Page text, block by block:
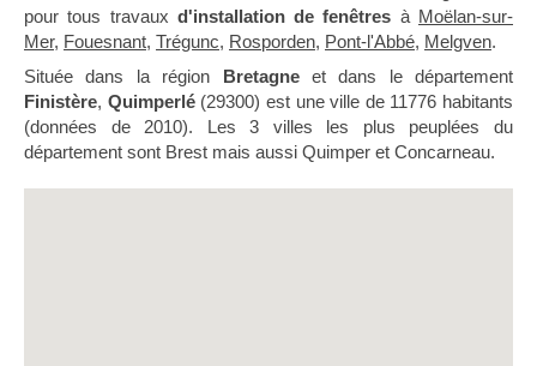
pour tous travaux d'installation de fenêtres à Moëlan-sur-
Mer, Fouesnant, Trégunc, Rosporden, Pont-l'Abbé, Melgven.
Située dans la région Bretagneet dans le département
Finistère, Quimperlé(29300) est une ville de 11776 habitants
(données de 2010). Les 3 villes les plus peuplées du
département sont Brest mais aussi Quimper et Concarneau.